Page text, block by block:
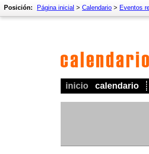
inicio calendario
Posición: Página inicial > Calendario > Eventos